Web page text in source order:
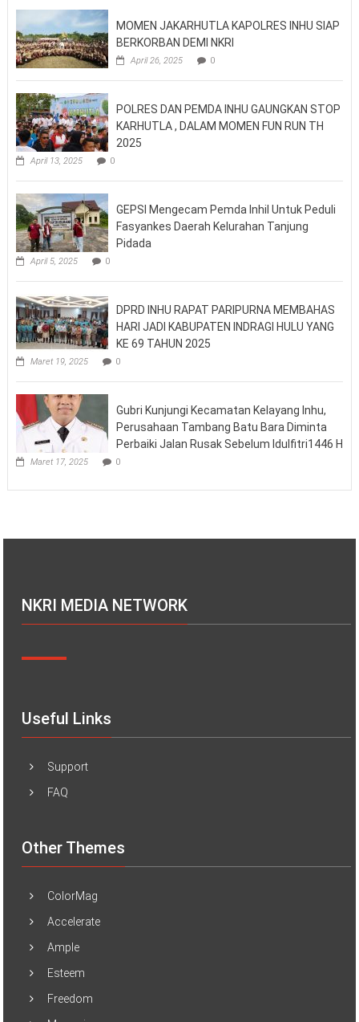
MOMEN JAKARHUTLA KAPOLRES INHU SIAP
BERKORBAN DEMI NKRI
April 26, 2025 0
POLRES DAN PEMDA INHU GAUNGKAN STOP
KARHUTLA , DALAM MOMEN FUN RUN TH
2025
April 13, 2025 0
GEPSI Mengecam Pemda Inhil Untuk Peduli
Fasyankes Daerah Kelurahan Tanjung
Pidada
April 5, 2025 0
DPRD INHU RAPAT PARIPURNA MEMBAHAS
HARI JADI KABUPATEN INDRAGI HULU YANG
KE 69 TAHUN 2025
Maret 19, 2025 0
Gubri Kunjungi Kecamatan Kelayang Inhu,
Perusahaan Tambang Batu Bara Diminta
Perbaiki Jalan Rusak Sebelum Idulfitri1446 H
Maret 17, 2025 0
NKRI MEDIA NETWORK
Useful Links
Support
FAQ
Other Themes
ColorMag
Accelerate
Ample
Esteem
Freedom